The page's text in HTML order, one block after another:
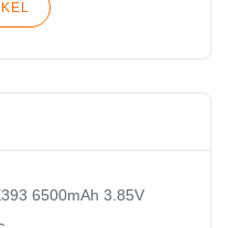
6500mAh 3.85V